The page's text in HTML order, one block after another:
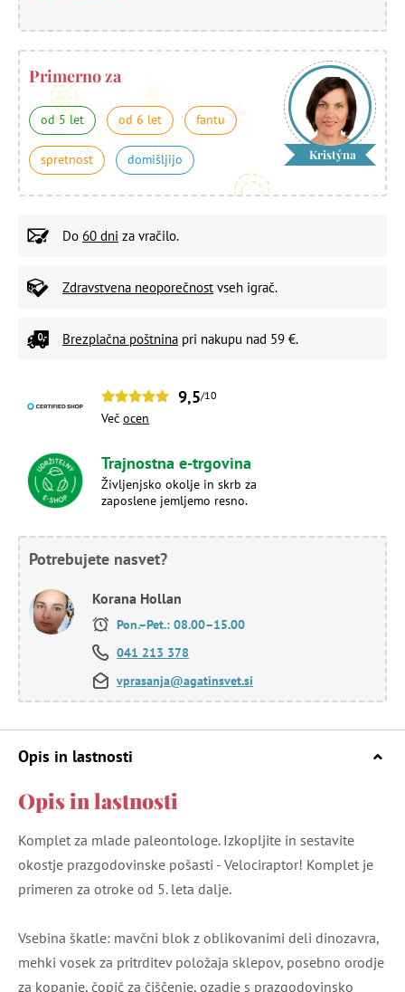
Primerno za
od 5 let od 6 let fantu
spretnost domišljijo Kristýna
Do 60 dni za vračilo.
Zdravstvena neoporečnost vseh igrač.
Brezplačna poštnina pri nakupu nad 59 €.
9,5/10
Več ocen
Trajnostna e-trgovina
Življenjsko okolje in skrb za
zaposlene jemljemo resno.
Potrebujete nasvet?
Korana Hollan
Pon.–Pet.: 08.00–15.00
041 213 378
vprasanja@agatinsvet.si
Opis in lastnosti
Opis in lastnosti
Komplet za mlade paleontologe. Izkopljite in sestavite
okostje prazgodovinske pošasti - Velociraptor! Komplet je
primeren za otroke od 5. leta dalje.
Vsebina škatle: mavčni blok z oblikovanimi deli dinozavra,
mehki vosek za pritrditev položaja sklepov, posebno orodje
za kopanje, čopič za čiščenje, ozadje s prazgodovinsko